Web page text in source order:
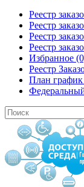
Реестр
Реестр
Реестр
Реестр
Избранное
Реестр
План график